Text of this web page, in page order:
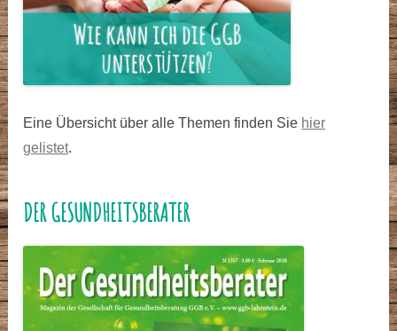
Eine Übersicht über alle Themen finden Sie hier
gelistet.
DER GESUNDHEITSBERATER